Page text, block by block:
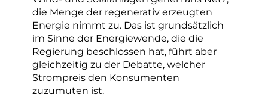
die Menge der regenerativ erzeugten
Energie nimmt zu. Das ist grundsätzlich
im Sinne der Energiewende, die die
Regierung beschlossen hat, führt aber
gleichzeitig zu der Debatte, welcher
Strompreis den Konsumenten
zuzumuten ist.